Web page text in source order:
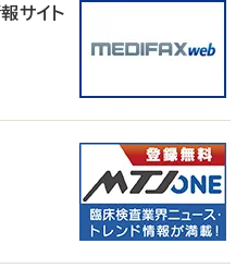
サイト